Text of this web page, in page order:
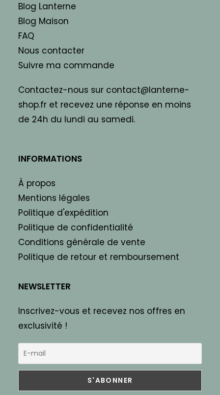
Blog Lanterne
Blog Maison
FAQ
Nous contacter
Suivre ma commande
Contactez-nous sur contact@lanterne-
shop.fr et recevez une réponse en moins
de 24h du lundi au samedi.
INFORMATIONS
À propos
Mentions légales
Politique d'expédition
Politique de confidentialité
Conditions générale de vente
Politique de retour et remboursement
NEWSLETTER
Inscrivez-vous et recevez nos offres en
exclusivité !